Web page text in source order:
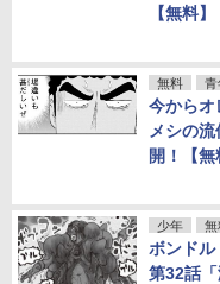
【無料】
無料 青
今からオ
メシの
開！【無
少年 無
ボンド
第32話